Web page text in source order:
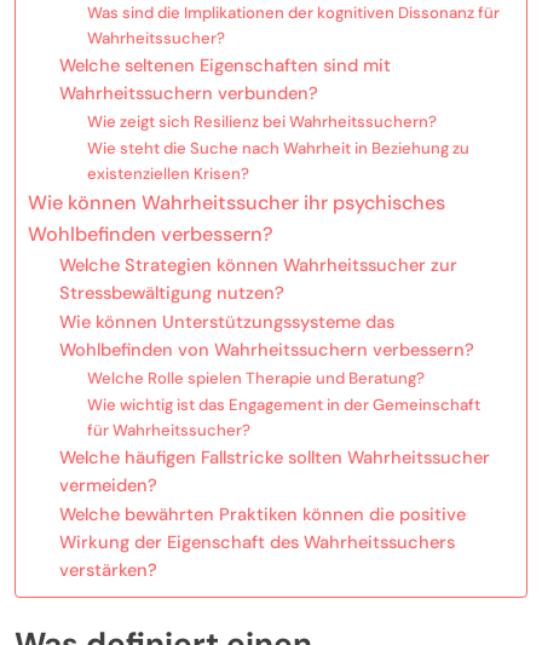
Was sind die Implikationen der kognitiven Dissonanz für
Wahrheitssucher?
Welche seltenen Eigenschaften sind mit
Wahrheitssuchern verbunden?
Wie zeigt sich Resilienz bei Wahrheitssuchern?
Wie steht die Suche nach Wahrheit in Beziehung zu
existenziellen Krisen?
Wie können Wahrheitssucher ihr psychisches
Wohlbefinden verbessern?
Welche Strategien können Wahrheitssucher zur
Stressbewältigung nutzen?
Wie können Unterstützungssysteme das
Wohlbefinden von Wahrheitssuchern verbessern?
Welche Rolle spielen Therapie und Beratung?
Wie wichtig ist das Engagement in der Gemeinschaft
für Wahrheitssucher?
Welche häufigen Fallstricke sollten Wahrheitssucher
vermeiden?
Welche bewährten Praktiken können die positive
Wirkung der Eigenschaft des Wahrheitssuchers
verstärken?